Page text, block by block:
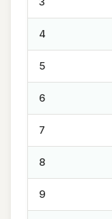
4
5
6
7
8
9